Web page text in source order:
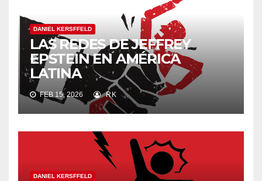
DANIEL KERSFFELD
LAS REDES DE JEFFREY
EPSTEIN EN AMÉRICA
LATINA
FEB 15, 2026 RK
DANIEL KERSFFELD